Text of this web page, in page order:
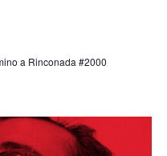
a Rinconada #2000